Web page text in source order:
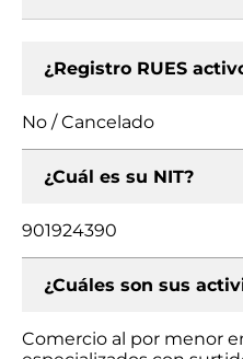
¿Registro RUES
No / Cancelado
¿Cuál es su NIT?
901924390
¿Cuáles son sus
Comercio al por menor